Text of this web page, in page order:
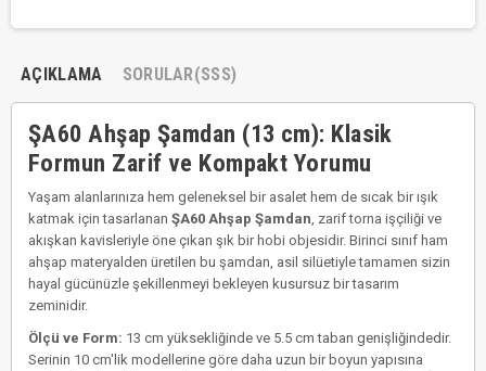
AÇIKLAMA SORULAR(SSS)
ŞA60 Ahşap Şamdan (13 cm): Klasik
Formun Zarif ve Kompakt Yorumu
Yaşam alanlarınıza hem geleneksel bir asalet hem de sıcak bir ışık
katmak için tasarlanan ŞA60 Ahşap Şamdan , zarif torna işçiliği ve
akışkan kavisleriyle öne çıkan şık bir hobi objesidir. Birinci sınıf ham
ahşap materyalden üretilen bu şamdan, asil silüetiyle tamamen sizin
hayal gücünüzle şekillenmeyi bekleyen kusursuz bir tasarım
zeminidir.
Ölçü ve Form: 13 cm yüksekliğinde ve 5.5 cm taban genişliğindedir.
Serinin 10 cm'lik modellerine göre daha uzun bir boyun yapısına